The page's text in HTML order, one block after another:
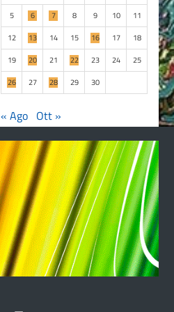
5
6 7 8 9 10
11
12
13 14 15 16 17
18
19
20 21 22 23 24
25
26
27 28 29 30
« Ago Ott »